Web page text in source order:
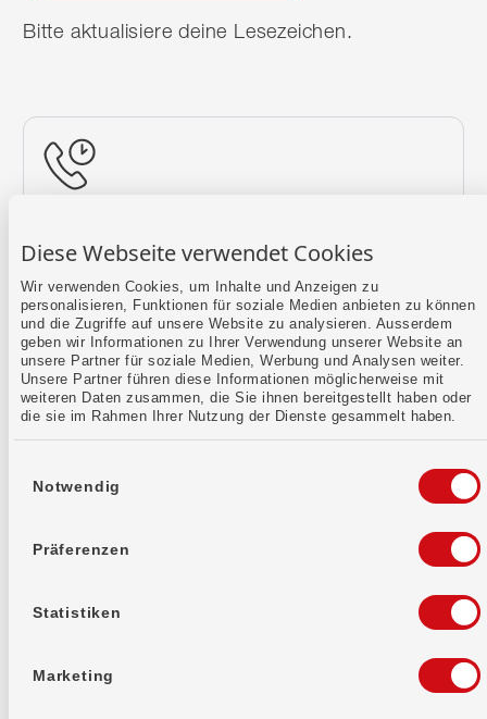
Diese Webseite verwendet Cookies
Wir verwenden Cookies, um Inhalte und Anzeigen zu
personalisieren, Funktionen für soziale Medien anbieten zu können
und die Zugriffe auf unsere Website zu analysieren. Ausserdem
geben wir Informationen zu Ihrer Verwendung unserer Website an
unsere Partner für soziale Medien, Werbung und Analysen weiter.
Unsere Partner führen diese Informationen möglicherweise mit
weiteren Daten zusammen, die Sie ihnen bereitgestellt haben oder
die sie im Rahmen Ihrer Nutzung der Dienste gesammelt haben.
Notwendig
Präferenzen
Statistiken
Marketing
Bitte aktualisiere deine Lesezeichen.
Mehr erfahren
Kontaktformular